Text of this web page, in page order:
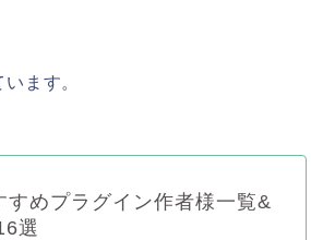
ます。
めプラグイン作者様一覧&
選